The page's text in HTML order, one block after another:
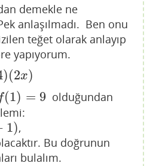
demekle ne
anlaşılmadı. Ben onu
teğet olarak anlayıp
yapıyorum.
)(2x)
f(1) = 9
f(1)=9
olduğundan
1),
Bu doğrunun
bulalım.